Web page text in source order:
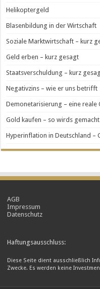
Helikoptergeld
Blasenbildung in der Wirtschaft
Soziale Marktwirtschaft – kurz
Geld erben – kurz gesagt
Staatsverschuldung – kurz
Negativzins – wie er uns betrifft
Demonetarisierung – eine reale
Gold kaufen – so wirds gemacht
Hyperinflation in Deutschland –
AGB
Impressum
Datenschutz
Haftungsausschluss:
Diese Seite dient ausschließlich
Zwecke. Es werden keine